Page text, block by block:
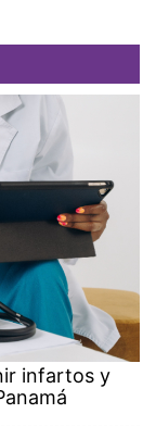
infartos y